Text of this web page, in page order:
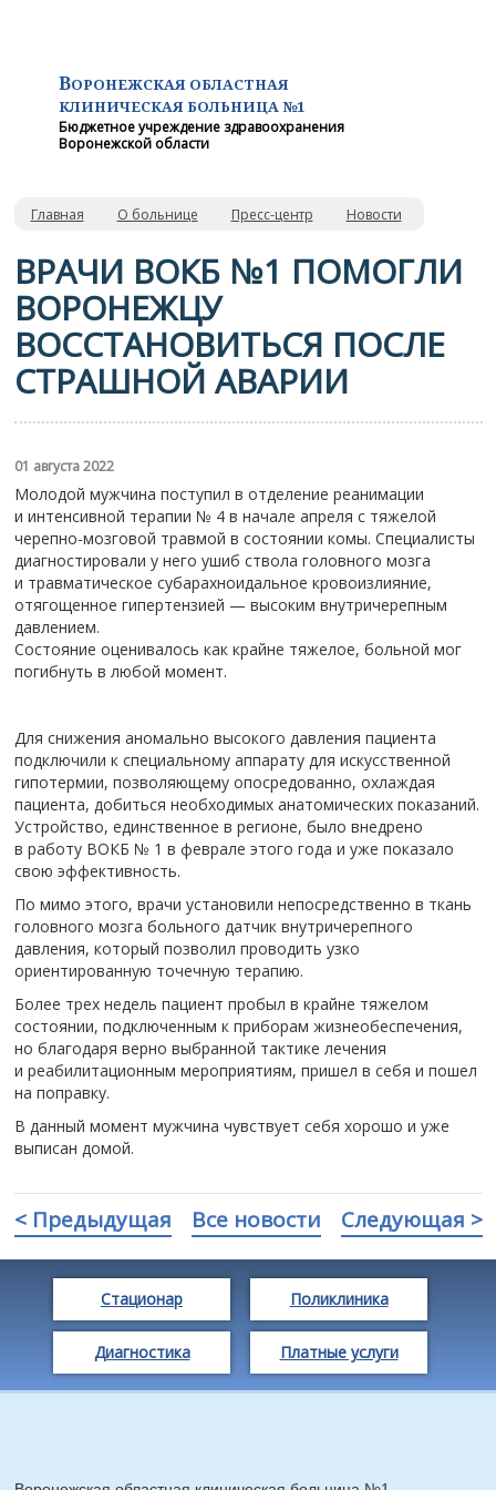
ВОРОНЕЖСКАЯ ОБЛАСТНАЯ
КЛИНИЧЕСКАЯ БОЛЬНИЦА №1
Бюджетное учреждение здравоохранения
Воронежской области
Главная О больнице Пресс-центр Новости
ВРАЧИ ВОКБ №1 ПОМОГЛИ
ВОРОНЕЖЦУ
ВОССТАНОВИТЬСЯ ПОСЛЕ
СТРАШНОЙ АВАРИИ
01 августа 2022
Молодой мужчина поступил в отделение реанимации
и интенсивной терапии № 4 в начале апреля с тяжелой
черепно-мозговой травмой в состоянии комы. Специалисты
диагностировали у него ушиб ствола головного мозга
и травматическое субарахноидальное кровоизлияние,
отягощенное гипертензией — высоким внутричерепным
давлением.
Состояние оценивалось как крайне тяжелое, больной мог
погибнуть в любой момент.
Для снижения аномально высокого давления пациента
подключили к специальному аппарату для искусственной
гипотермии, позволяющему опосредованно, охлаждая
пациента, добиться необходимых анатомических показаний.
Устройство, единственное в регионе, было внедрено
в работу ВОКБ № 1 в феврале этого года и уже показало
свою эффективность.
По мимо этого, врачи установили непосредственно в ткань
головного мозга больного датчик внутричерепного
давления, который позволил проводить узко
ориентированную точечную терапию.
Более трех недель пациент пробыл в крайне тяжелом
состоянии, подключенным к приборам жизнеобеспечения,
но благодаря верно выбранной тактике лечения
и реабилитационным мероприятиям, пришел в себя и пошел
на поправку.
В данный момент мужчина чувствует себя хорошо и уже
выписан домой.
< Предыдущая Все новости Следующая >
Стационар Поликлиника
Диагностика Платные услуги